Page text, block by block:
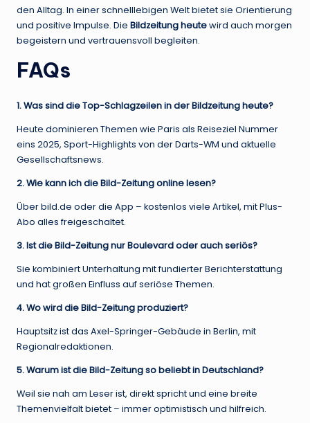
den Alltag. In einer schnelllebigen Welt bietet sie Orientierung
und positive Impulse. Die Bildzeitung heutewird auch morgen
begeistern und vertrauensvoll begleiten.
FAQs
1. Was sind die Top-Schlagzeilen in der Bildzeitung heute?
Heute dominieren Themen wie Paris als Reiseziel Nummer
eins 2025, Sport-Highlights von der Darts-WM und aktuelle
Gesellschaftsnews.
2. Wie kann ich die Bild-Zeitung online lesen?
Über bild.de oder die App – kostenlos viele Artikel, mit Plus-
Abo alles freigeschaltet.
3. Ist die Bild-Zeitung nur Boulevard oder auch seriös?
Sie kombiniert Unterhaltung mit fundierter Berichterstattung
und hat großen Einfluss auf seriöse Themen.
4. Wo wird die Bild-Zeitung produziert?
Hauptsitz ist das Axel-Springer-Gebäude in Berlin, mit
Regionalredaktionen.
5. Warum ist die Bild-Zeitung so beliebt in Deutschland?
Weil sie nah am Leser ist, direkt spricht und eine breite
Themenvielfalt bietet – immer optimistisch und hilfreich.